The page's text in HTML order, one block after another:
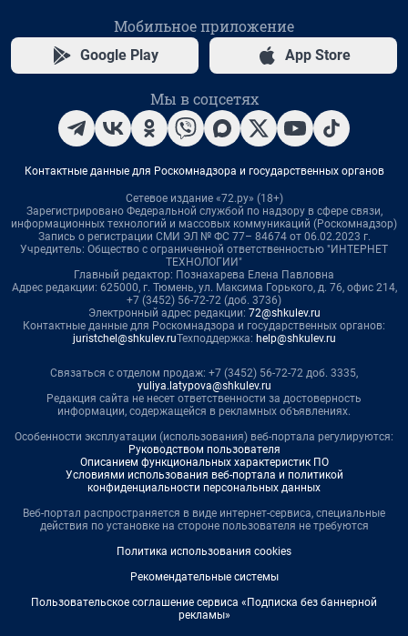
Мобильное приложение
Google Play App Store
Мы в соцсетях
Контактные данные для Роскомнадзора и государственных органов
Сетевое издание «72.ру» (18+)
Зарегистрировано Федеральной службой по надзору в сфере связи,
информационных технологий и массовых коммуникаций (Роскомнадзор)
Запись о регистрации СМИ ЭЛ № ФС 77– 84674 от 06.02.2023 г.
Учредитель: Общество с ограниченной ответственностью "ИНТЕРНЕТ
ТЕХНОЛОГИИ"
Главный редактор: Познахарева Елена Павловна
Адрес редакции: 625000, г. Тюмень, ул. Максима Горького, д. 76, офис 214,
+7 (3452) 56-72-72 (доб. 3736)
Электронный адрес редакции: 72@shkulev.ru
Контактные данные для Роскомнадзора и государственных органов:
juristchel@shkulev.ruТехподдержка: help@shkulev.ru
Связаться с отделом продаж: +7 (3452) 56-72-72 доб. 3335,
yuliya.latypova@shkulev.ru
Редакция сайта не несет ответственности за достоверность
информации, содержащейся в рекламных объявлениях.
Особенности эксплуатации (использования) веб-портала регулируются:
Руководством пользователя
Описанием функциональных характеристик ПО
Условиями использования веб-портала и политикой
конфиденциальности персональных данных
Веб-портал распространяется в виде интернет-сервиса, специальные
действия по установке на стороне пользователя не требуются
Политика использования cookies
Рекомендательные системы
Пользовательское соглашение сервиса «Подписка без баннерной
рекламы»